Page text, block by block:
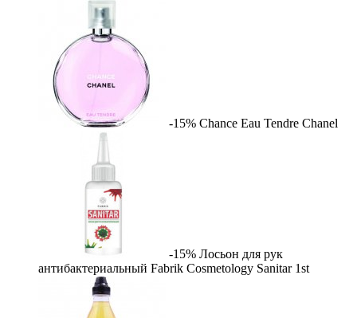
-15% Chance Eau Tendre Chanel
-15% Лосьон для рук
антибактериальный Fabrik Cosmetology Sanitar 1st